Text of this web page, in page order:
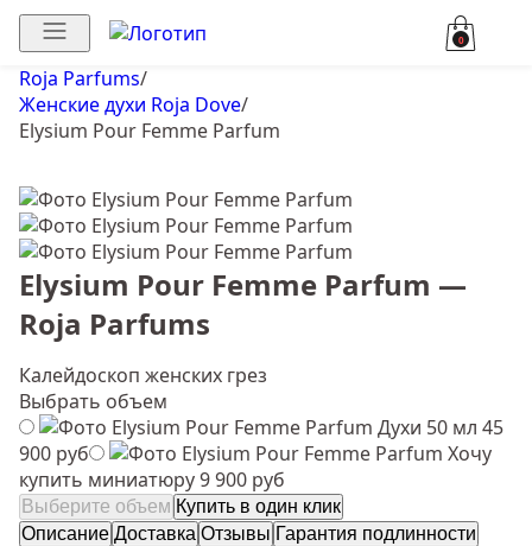
0
Roja Parfums/
Женские духи Roja Dove/
Elysium Pour Femme Parfum
Elysium Pour Femme Parfum —
Roja Parfums
Калейдоскоп женских грез
Выбрать объем
Духи 50 мл 45
900 руб
Хочу
купить миниатюру9 900 руб
Выберите объем Купить в один клик
Описание Доставка Отзывы Гарантия подлинности